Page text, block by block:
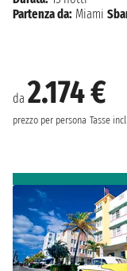
da 2.174 €
prezzo per persona Tasse
Partenza da: Miami